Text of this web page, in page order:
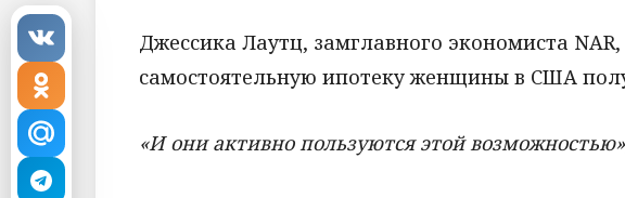
Джессика Лаутц, замглавного экономиста
самостоятельную ипотеку женщины в США
«И они активно пользуются этой возможностью»